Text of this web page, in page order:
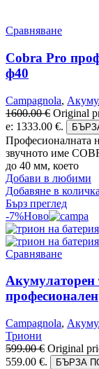
Сравняване
Cobra Pro
ф40
Campagnola,
1600.00€ Original
е: 1333.00 €.
Професионалната
звучното име
до 40 мм, което
Добави в любими
Добавяне в
Бърз преглед
-7%Ново
Сравняване
Акумулаторен
професионален
Campagnola,
Триони
599.00€ Original
559.00 €.
БЪРЗА